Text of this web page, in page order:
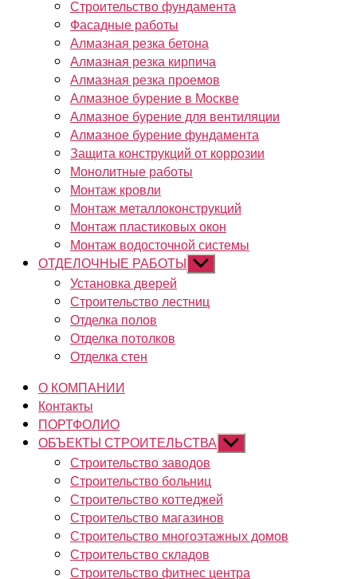
Строительство фундамента
Фасадные работы
Алмазная резка бетона
Алмазная резка кирпича
Алмазная резка проемов
Алмазное бурение в Москве
Алмазное бурение для вентиляции
Алмазное бурение фундамента
Защита конструкций от коррозии
Монолитные работы
Монтаж кровли
Монтаж металлоконструкций
Монтаж пластиковых окон
Монтаж водосточной системы
ОТДЕЛОЧНЫЕ РАБОТЫ Показывать
подменю
Установка дверей
Строительство лестниц
Отделка полов
Отделка потолков
Отделка стен
О КОМПАНИИ
Контакты
ПОРТФОЛИО
ОБЪЕКТЫ СТРОИТЕЛЬСТВА Показывать
подменю
Строительство заводов
Строительство больниц
Строительство коттеджей
Строительство магазинов
Строительство многоэтажных домов
Строительство складов
Строительство фитнес центра